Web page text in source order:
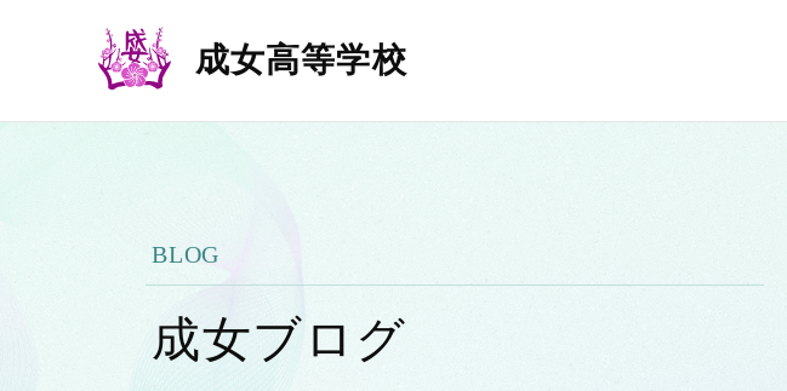
成女高等学校
BLOG
成女ブログ